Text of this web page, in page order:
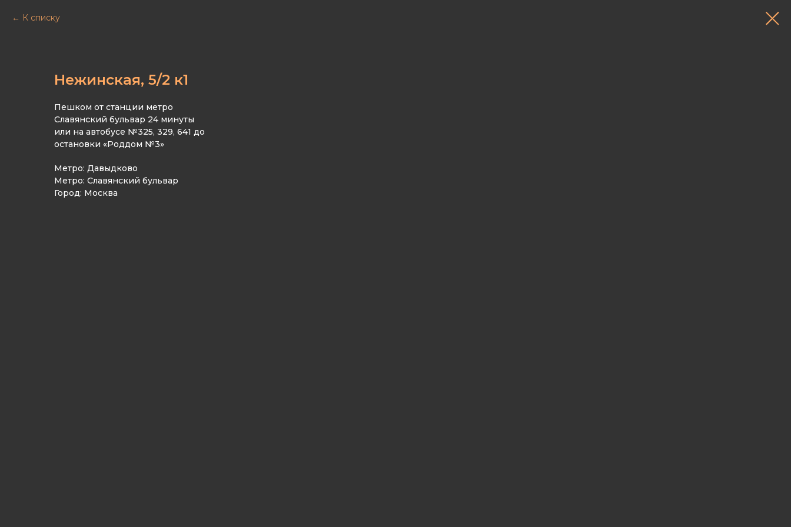
К списку
Нежинская, 5/2 к1
Пешком от станции метро
Славянский бульвар 24 минуты
или на автобусе №325, 329, 641 до
остановки «Роддом №3»
Метро: Давыдково
Метро: Славянский бульвар
Город: Москва